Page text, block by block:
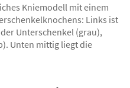
Kniemodell mit einem
Links ist
Unterschenkel (grau),
Unten mittig liegt die